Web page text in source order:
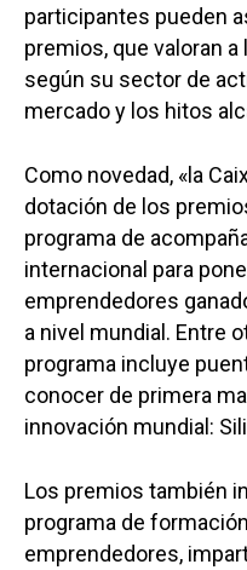
participantes pueden
premios, que valoran
según su sector de
mercado y los hitos
Como novedad, «la
dotación de los
programa de
internacional para
emprendedores
a nivel mundial. Entre
programa incluye
conocer de primera
innovación mundial:
Los premios también
programa de
emprendedores,